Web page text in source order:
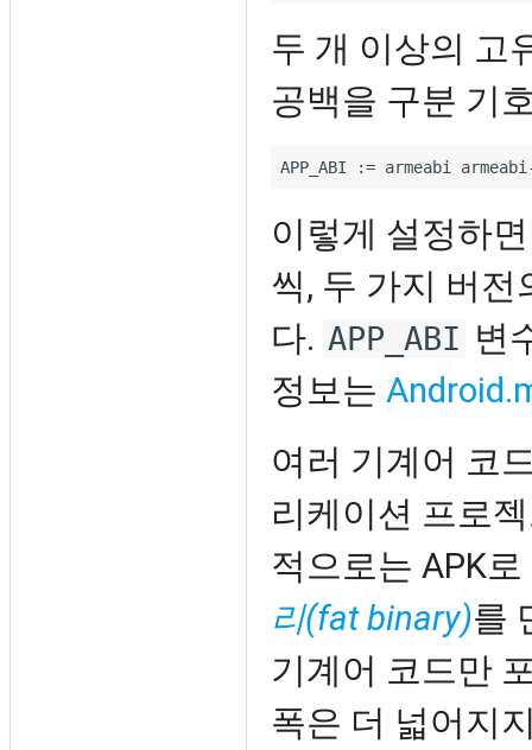
두 개 이상의 고
공백을 구분 기
이렇게 설정하
씩, 두 가지 버
다. APP_ABI 변
정보는
여러 기계어 코
리케이션 프로
적으로는 APK
리(fat binary)를
기계어 코드만
폭은 더 넓어지